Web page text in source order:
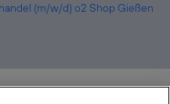
(m/w/d) o2 Shop Gießen